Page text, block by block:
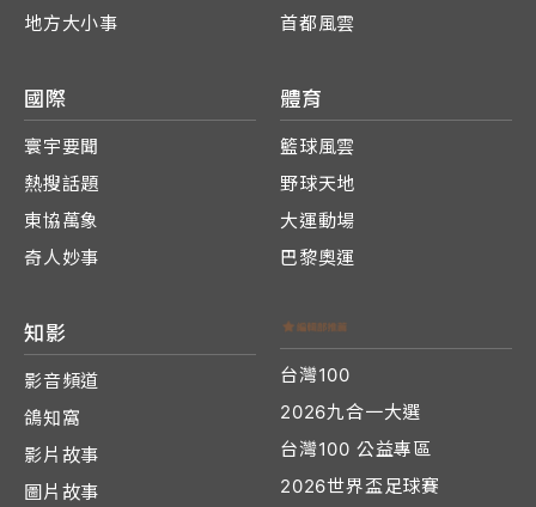
地方大小事
首都風雲
國際
寰宇要聞
熱搜話題
東協萬象
奇人妙事
體育
籃球風雲
野球天地
大運動場
巴黎奧運
知影
影音頻道
鴿知窩
影片故事
圖片故事
台灣100
2026九合一大選
台灣100 公益專區
2026世界盃足球賽